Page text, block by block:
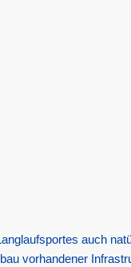
auch
vorhandener